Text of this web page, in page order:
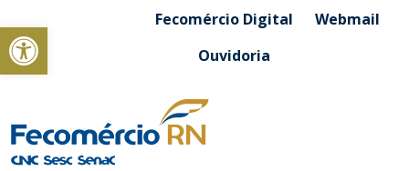
Abrir a barra de ferramentasFecomércio Digital
Webmail
Ouvidoria